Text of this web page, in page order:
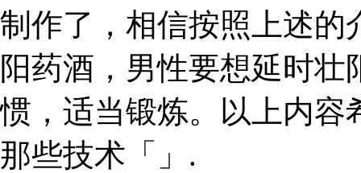
制作了，相信按照上述的
阳药酒，男性要想延时
惯，适当锻炼。以上内
那些技术「」.